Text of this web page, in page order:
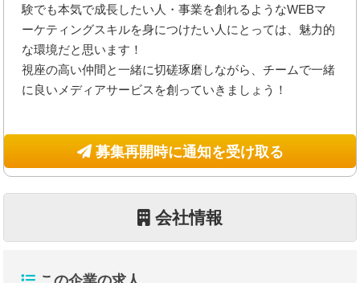
験でも本気で成長したい人・事業を創れるようなWEBマ
ーケティングスキルを身につけたい人にとっては、魅力的
な環境だと思います！
視座の高い仲間と一緒に切磋琢磨しながら、チームで一緒
に良いメディアサービスを創っていきましょう！
募集再開時に通知を受け取る
会社情報